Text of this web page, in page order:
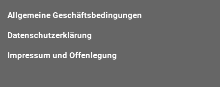
Allgemeine Geschäftsbedingungen
Datenschutzerklärung
Impressum und Offenlegung